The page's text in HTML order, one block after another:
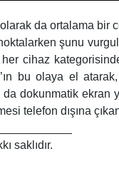
da ortalama bir
noktalarken şunu
her cihaz
bu olaya el
da dokunmatik ekran
telefon dışına
saklıdır.